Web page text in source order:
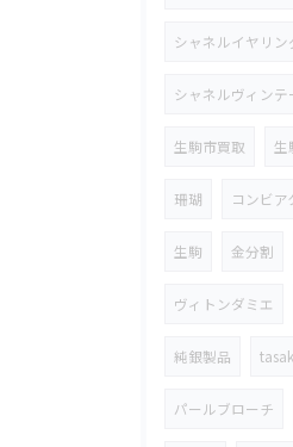
シャネルイヤリン
シャネルヴィンテ
生駒市買取 生
珊瑚 コンビア
生駒 金分割
ヴィトンダミエ
純銀製品
パールブローチ